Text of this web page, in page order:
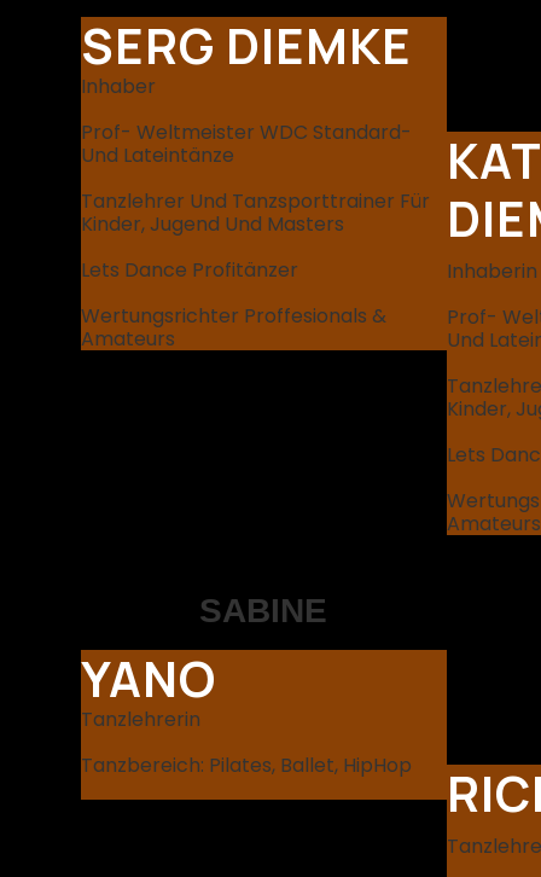
SERG DIEMKE
Inhaber
Prof- Weltmeister WDC Standard-
Und Lateintänze
Tanzlehrer Und Tanzsporttrainer Für
Kinder, Jugend Und Masters
Lets Dance Profitänzer
Wertungsrichter Proffesionals &
Amateurs
Inhaberin
Prof-
Und
Kinder,
Lets
Amateurs
SABINE
YANO
Tanzlehrerin
Tanzbereich: Pilates, Ballet, HipHop